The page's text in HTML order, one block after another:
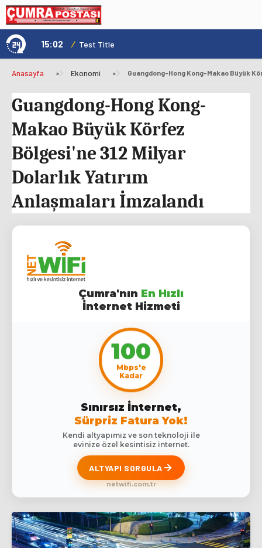
15:02 / Test Title
Anasayfa » Ekonomi »
Guangdong-Hong Kong-
Makao Büyük Körfez
Bölgesi'ne 312 Milyar
Dolarlık Yatırım
Anlaşmaları İmzalandı
Çumra'nın En Hızlı
İnternet Hizmeti
100
Mbps'e
Kadar
Sınırsız İnternet,
Sürpriz Fatura Yok!
Kendi altyapımız ve son teknoloji ile
evinize özel kesintisiz internet.
ALTYAPI SORGULA
netwifi.com.tr